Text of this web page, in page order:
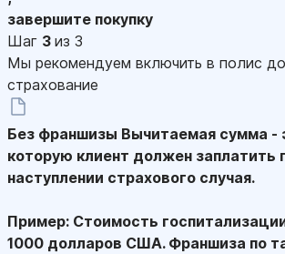
завершите покупку
Шаг 3 из 3
Мы рекомендуем включить в полис
страхование
Без франшизы Вычитаемая сумма -
которую клиент должен заплатить
наступлении страхового случая.
Пример: Стоимость
1000 долларов США. Франшиза по